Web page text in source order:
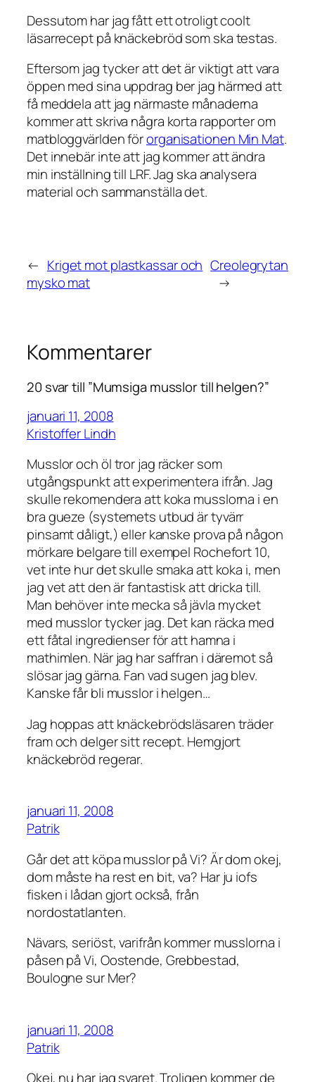
Dessutom har jag fått ett otroligt coolt
läsarrecept på knäckebröd som ska testas.
Eftersom jag tycker att det är viktigt att vara
öppen med sina uppdrag ber jag härmed att
få meddela att jag närmaste månaderna
kommer att skriva några korta rapporter om
matbloggvärlden förorganisationen Min Mat.
Det innebär inte att jag kommer att ändra
min inställning till LRF. Jag ska analysera
material och sammanställa det.
← Kriget mot plastkassar och
mysko mat
Creolegrytan
→
Kommentarer
20 svar till ”Mumsiga musslor till helgen?”
januari 11, 2008
Kristoffer Lindh
Musslor och öl tror jag räcker som
utgångspunkt att experimentera ifrån. Jag
skulle rekomendera att koka musslorna i en
bra gueze (systemets utbud är tyvärr
pinsamt dåligt,) eller kanske prova på någon
mörkare belgare till exempel Rochefort 10,
vet inte hur det skulle smaka att koka i, men
jag vet att den är fantastisk att dricka till.
Man behöver inte mecka så jävla mycket
med musslor tycker jag. Det kan räcka med
ett fåtal ingredienser för att hamna i
mathimlen. När jag har saffran i däremot så
slösar jag gärna. Fan vad sugen jag blev.
Kanske får bli musslor i helgen…
Jag hoppas att knäckebrödsläsaren träder
fram och delger sitt recept. Hemgjort
knäckebröd regerar.
januari 11, 2008
Patrik
Går det att köpa musslor på Vi? Är dom okej,
dom måste ha rest en bit, va? Har ju iofs
fisken i lådan gjort också, från
nordostatlanten.
Nävars, seriöst, varifrån kommer musslorna i
påsen på Vi, Oostende, Grebbestad,
Boulogne sur Mer?
januari 11, 2008
Patrik
Okej, nu har jag svaret. Troligen kommer de